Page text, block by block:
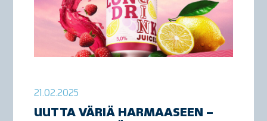
21.02.2025
UUTTA VÄRIÄ HARMAASEEN –